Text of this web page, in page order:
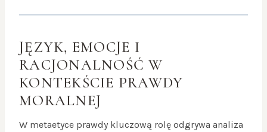
JĘZYK, EMOCJE I
RACJONALNOŚĆ W
KONTEKŚCIE PRAWDY
MORALNEJ
W metaetyce prawdy kluczową rolę odgrywa analiza